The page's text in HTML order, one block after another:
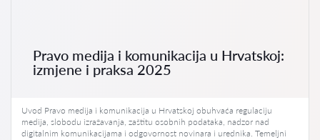
Pravo medija i komunikacija u Hrvatskoj:
izmjene i praksa 2025
Uvod Pravo medija i komunikacija u Hrvatskoj obuhvaća regulaciju
medija, slobodu izražavanja, zaštitu osobnih podataka, nadzor nad
digitalnim komunikacijama i odgovornost novinara i urednika. Temeljni